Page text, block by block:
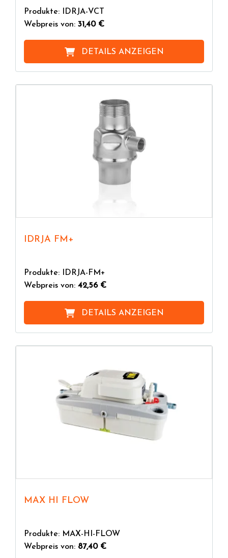
Produkte: IDRJA-VCT
Webpreis von: 31,40 €
DETAILS ANZEIGEN
IDRJA FM+
Produkte: IDRJA-FM+
Webpreis von: 42,56 €
DETAILS ANZEIGEN
MAX HI FLOW
Produkte: MAX-HI-FLOW
Webpreis von: 87,40 €